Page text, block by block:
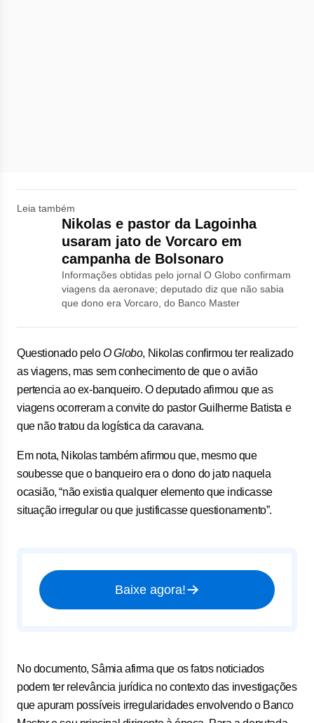
Leia também
Nikolas e pastor da Lagoinha
usaram jato de Vorcaro em
campanha de Bolsonaro
Informações obtidas pelo jornal O Globo confirmam
viagens da aeronave; deputado diz que não sabia
que dono era Vorcaro, do Banco Master
Questionado peloO Globo, Nikolas confirmou ter realizado
as viagens, mas sem conhecimento de que o avião
pertencia ao ex-banqueiro. O deputado afirmou que as
viagens ocorreram a convite do pastor Guilherme Batista e
que não tratou da logística da caravana.
Em nota, Nikolas também afirmou que, mesmo que
soubesse que o banqueiro era o dono do jato naquela
ocasião, “não existia qualquer elemento que indicasse
situação irregular ou que justificasse questionamento”.
Baixe agora!
No documento, Sâmia afirma que os fatos noticiados
podem ter relevância jurídica no contexto das investigações
que apuram possíveis irregularidades envolvendo o Banco